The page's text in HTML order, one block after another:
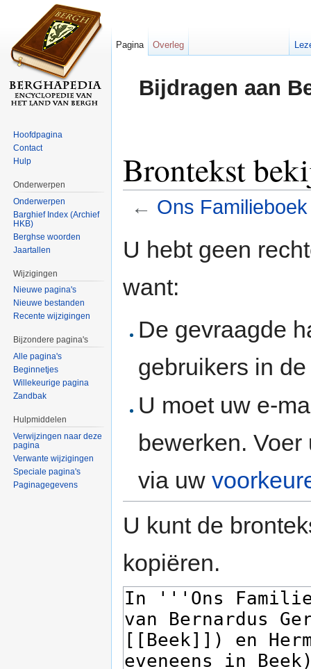
Bijdragen aan
Brontekst
← Ons Familieboek
U hebt geen
want:
De gevraagde
gebruikers in
U moet uw e-
bewerken.
via uw
U kunt de
kopiëren.
Pagina Overleg
Hoofdpagina
Contact
Hulp
Onderwerpen
Onderwerpen
Barghief Index (Archief
HKB)
Berghse woorden
Jaartallen
Wijzigingen
Nieuwe pagina's
Nieuwe bestanden
Recente wijzigingen
Bijzondere pagina's
Alle pagina's
Beginnetjes
Willekeurige pagina
Zandbak
Hulpmiddelen
Verwijzingen naar deze
pagina
Verwante wijzigingen
Speciale pagina's
Paginagegevens